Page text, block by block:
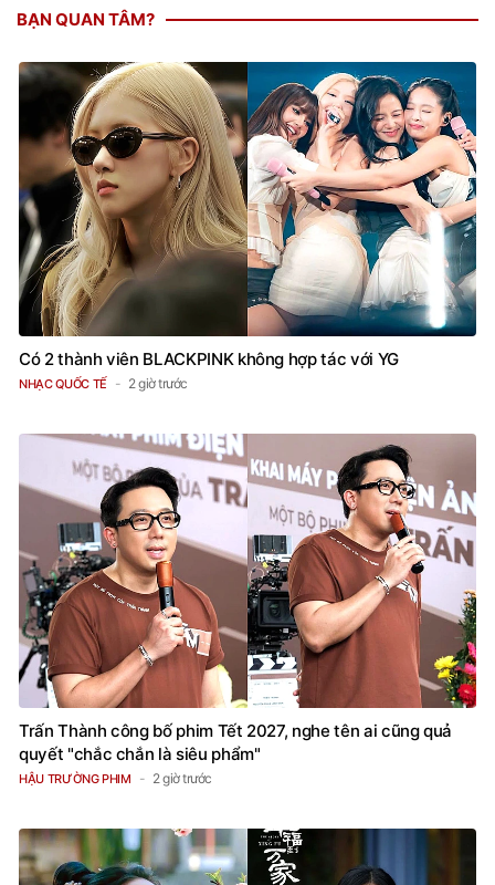
BẠN QUAN TÂM?
Có 2 thành viên BLACKPINK không hợp tác với YG
NHẠC QUỐC TẾ 2 giờ trước
Trấn Thành công bố phim Tết 2027, nghe tên ai cũng quả
quyết "chắc chắn là siêu phẩm"
HẬU TRƯỜNG PHIM 2 giờ trước